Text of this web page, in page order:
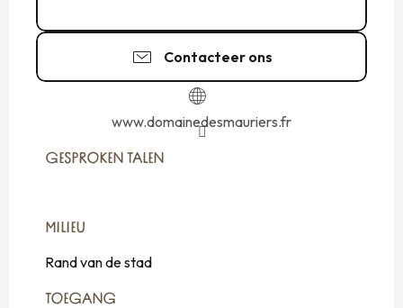
Contacteer ons
www.domainedesmauriers.fr
GESPROKEN TALEN
GESPROKEN TALEN
MILIEU
MILIEU
Rand van de stad
TOEGANG
TOEGANG